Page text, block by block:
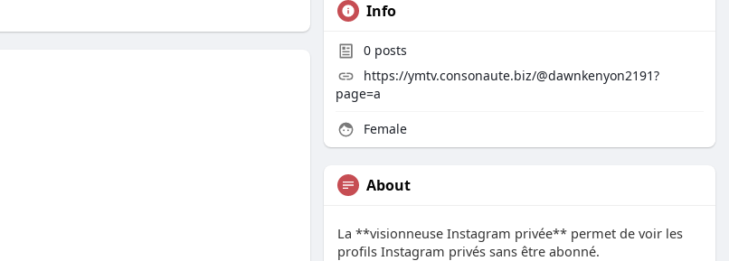
Info
0 posts
https://ymtv.consonaute.biz/@dawnkenyon2191?
page=a
Female
About
La **visionneuse Instagram privée** permet de voir les
profils Instagram privés sans être abonné.